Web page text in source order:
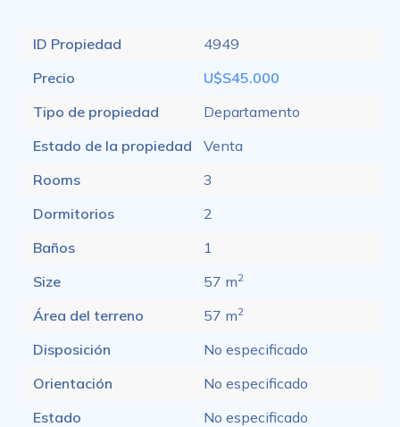
ID Propiedad
4949
Precio
U$S45.000
Tipo de propiedad
Departamento
Estado de la propiedad
Venta
Rooms
3
Dormitorios
2
Baños
1
Size
57 m2
Área del terreno 57 m2
Disposición
No especificado
Orientación
No especificado
Estado
No especificado